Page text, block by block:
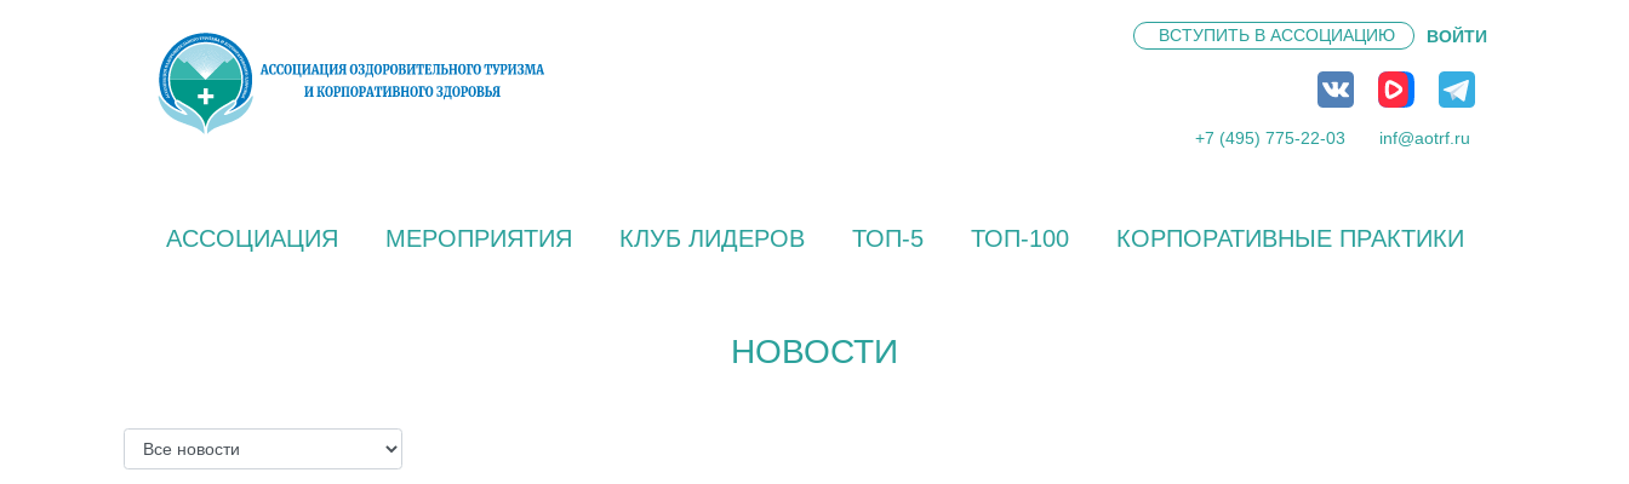
ВСТУПИТЬ В АССОЦИАЦИЮ ВОЙТИ
+7 (495) 775-22-03 inf@aotrf.ru
АССОЦИАЦИЯ МЕРОПРИЯТИЯ КЛУБ ЛИДЕРОВ ТОП-5 ТОП-100 КОРПОРАТИВНЫЕ ПРАКТИКИ
НОВОСТИ